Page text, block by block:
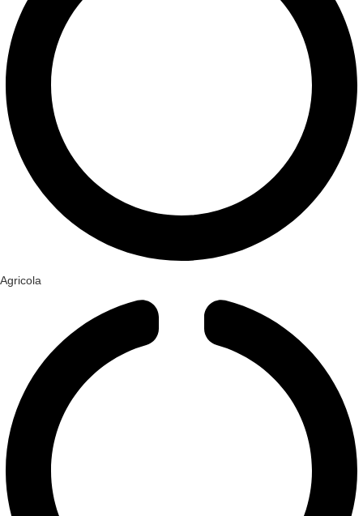
Agricola